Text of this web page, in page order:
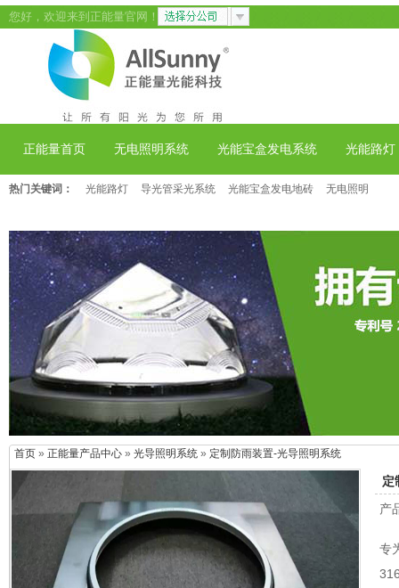
您好，欢迎来到正能量官网！
正能量首页 无电照明系统 光能宝盒发电系统 光能路灯
热门关键词： 光能路灯 导光管采光系统 光能宝盒发电地砖 无电照明
首页 » 正能量产品中心 » 光导照明系统 » 定制防雨装置-光导照明系统
定
产
专